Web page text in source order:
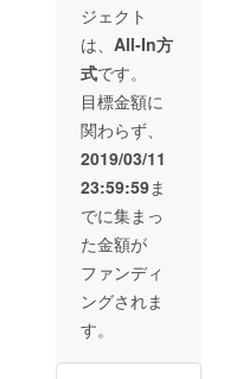
ジェクト
は、 All-In方
式です。
目標金額に
関わらず、
2019/03/11
23:59:59ま
でに集まっ
た金額が
ファンディ
ングされま
す。